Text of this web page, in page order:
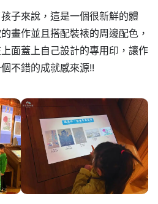
子來說，這是一個很新鮮的體
畫作並且搭配裝裱的周邊配色，
面蓋上自己設計的專用印，讓作
不錯的成就感來源!!